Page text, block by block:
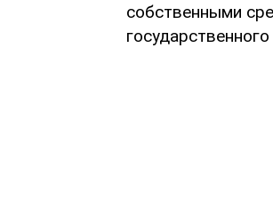
собственными